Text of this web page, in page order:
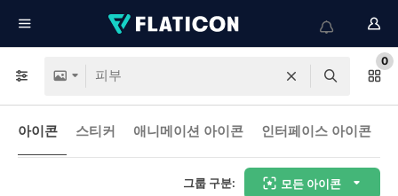
0
아이콘 스티커 애니메이션 아이콘 인터페이스 아이콘
그룹 구분: 모든 아이콘